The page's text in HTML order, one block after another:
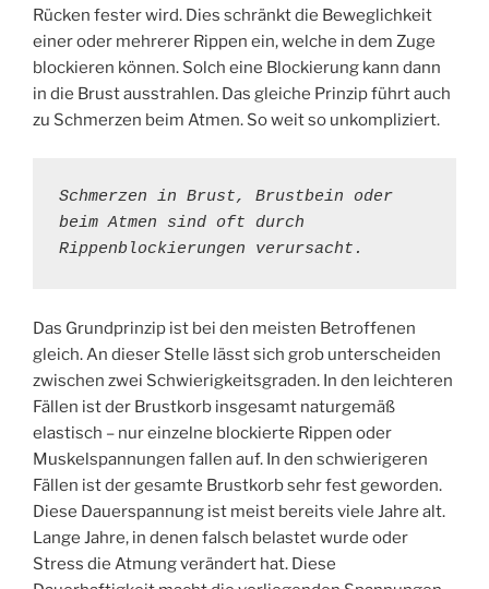
Rücken fester wird. Dies schränkt die Beweglichkeit
einer oder mehrerer Rippen ein, welche in dem Zuge
blockieren können. Solch eine Blockierung kann dann
in die Brust ausstrahlen. Das gleiche Prinzip führt auch
zu Schmerzen beim Atmen. So weit so unkompliziert.
Schmerzen in Brust, Brustbein oder
beim Atmen sind oft durch
Rippenblockierungen verursacht.
Das Grundprinzip ist bei den meisten Betroffenen
gleich. An dieser Stelle lässt sich grob unterscheiden
zwischen zwei Schwierigkeitsgraden. In den leichteren
Fällen ist der Brustkorb insgesamt naturgemäß
elastisch – nur einzelne blockierte Rippen oder
Muskelspannungen fallen auf. In den schwierigeren
Fällen ist der gesamte Brustkorb sehr fest geworden.
Diese Dauerspannung ist meist bereits viele Jahre alt.
Lange Jahre, in denen falsch belastet wurde oder
Stress die Atmung verändert hat. Diese